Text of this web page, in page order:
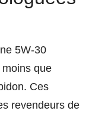
5W-30
que
Ces
revendeurs de